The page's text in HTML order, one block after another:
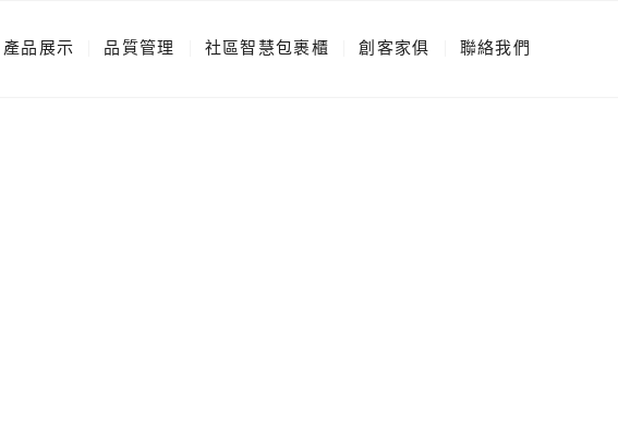
產品展示 品質管理 社區智慧包裹櫃 創客家俱 聯絡我們